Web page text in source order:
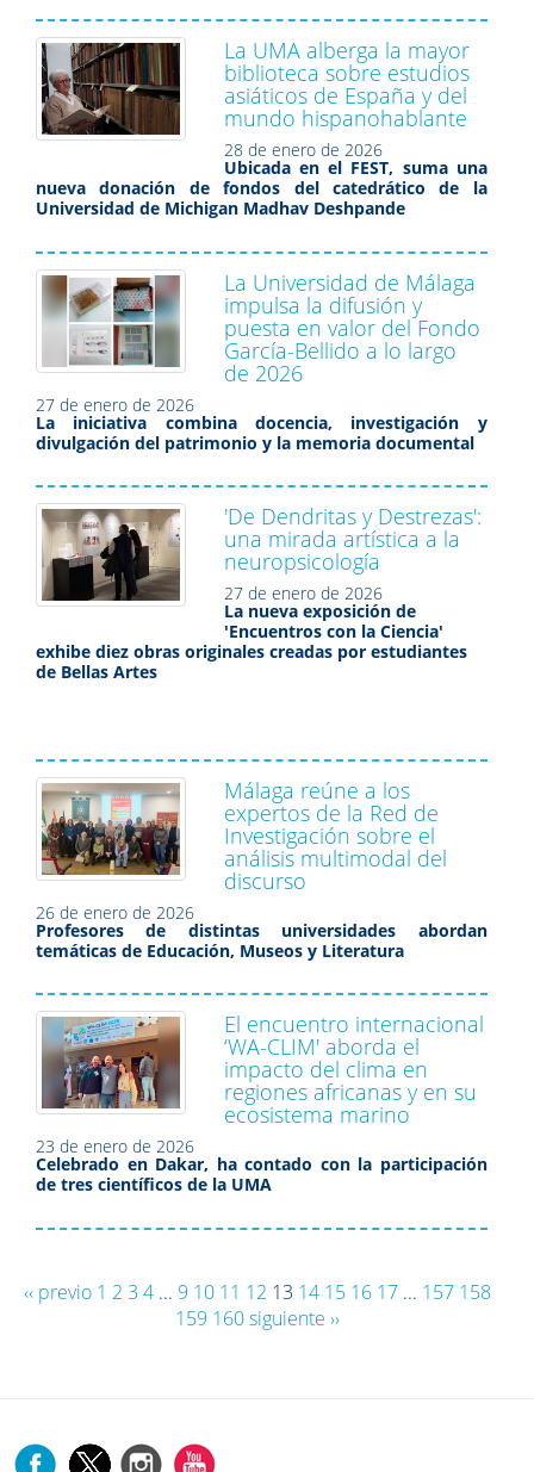
La UMA alberga la mayor
biblioteca sobre estudios
asiáticos de España y del
mundo hispanohablante
28 de enero de 2026
Ubicada en el FEST, suma una
nueva donación de fondos del catedrático de la
Universidad de Michigan Madhav Deshpande
La Universidad de Málaga
impulsa la difusión y
puesta en valor del Fondo
García-Bellido a lo largo
de 2026
27 de enero de 2026
La iniciativa combina docencia, investigación y
divulgación del patrimonio y la memoria documental
'De Dendritas y Destrezas':
una mirada artística a la
neuropsicología
27 de enero de 2026
La nueva exposición de
'Encuentros con la Ciencia'
exhibe diez obras originales creadas por estudiantes
de Bellas Artes
Málaga reúne a los
expertos de la Red de
Investigación sobre el
análisis multimodal del
discurso
26 de enero de 2026
Profesores de distintas universidades abordan
temáticas de Educación, Museos y Literatura
El encuentro internacional
‘WA-CLIM' aborda el
impacto del clima en
regiones africanas y en su
ecosistema marino
23 de enero de 2026
Celebrado en Dakar, ha contado con la participación
de tres científicos de la UMA
‹‹ previo 1 2 3 4 ... 9 10 11 12 13 14 15 16 17 ... 157 158
159 160siguiente ››